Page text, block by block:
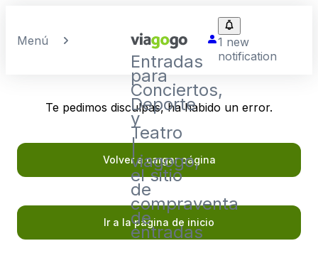
Menú
Entradas
para
Conciertos,
Deporte
y
Teatro
|
viagogo,
el sitio
de
compraventa
de
entradas
1 new
notification
Te pedimos disculpas, ha habido un error.
Volver a cargar página
Ir a la página de inicio